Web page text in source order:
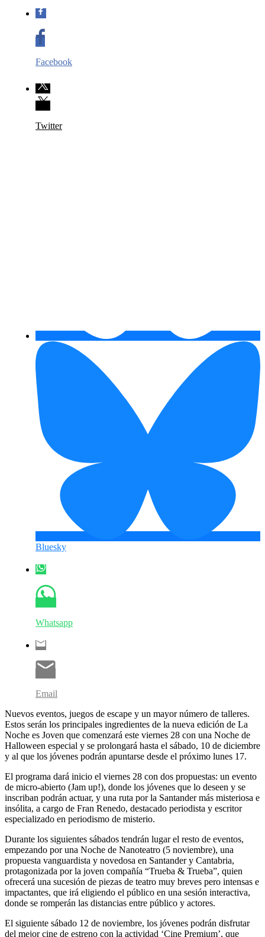
Facebook
Twitter
Bluesky
Whatsapp
Email
Nuevos eventos, juegos de escape y un mayor número de talleres.
Estos serán los principales ingredientes de la nueva edición de La
Noche es Joven que comenzará este viernes 28 con una Noche de
Halloween especial y se prolongará hasta el sábado, 10 de diciembre
y al que los jóvenes podrán apuntarse desde el próximo lunes 17.
El programa dará inicio el viernes 28 con dos propuestas: un evento
de micro-abierto (Jam up!), donde los jóvenes que lo deseen y se
inscriban podrán actuar, y una ruta por la Santander más misteriosa e
insólita, a cargo de Fran Renedo, destacado periodista y escritor
especializado en periodismo de misterio.
Durante los siguientes sábados tendrán lugar el resto de eventos,
empezando por una Noche de Nanoteatro (5 noviembre), una
propuesta vanguardista y novedosa en Santander y Cantabria,
protagonizada por la joven compañía “Trueba & Trueba”, quien
ofrecerá una sucesión de piezas de teatro muy breves pero intensas e
impactantes, que irá eligiendo el público en una sesión interactiva,
donde se romperán las distancias entre público y actores.
El siguiente sábado 12 de noviembre, los jóvenes podrán disfrutar
del mejor cine de estreno con la actividad ‘Cine Premium’, que